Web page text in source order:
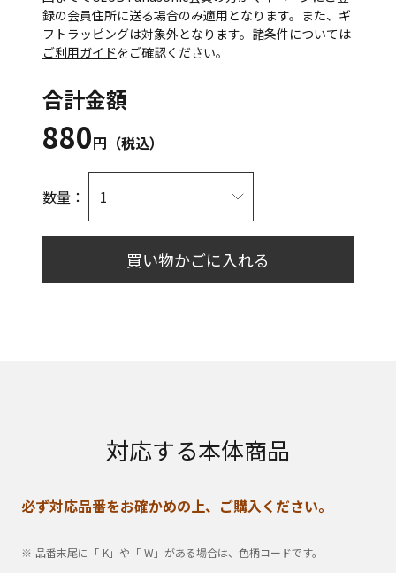
録の会員住所に送る場合のみ適用となります。また、ギ
フトラッピングは対象外となります。諸条件については
ご利用ガイドをご確認ください。
合計金額
880円（税込）
数量：
買い物かごに入れる
対応する本体商品
必ず対応品番をお確かめの上、ご購入ください。
品番末尾に「-K」や「-W」がある場合は、色柄コードです。